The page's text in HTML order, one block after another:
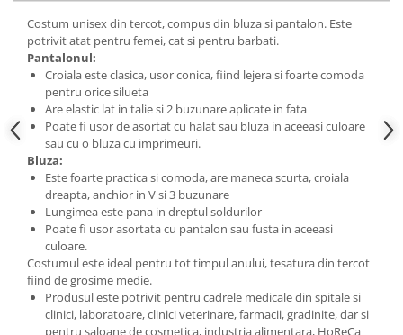
Costum unisex din tercot, compus din bluza si pantalon. Este
potrivit atat pentru femei, cat si pentru barbati.
Pantalonul:
Croiala este clasica, usor conica, fiind lejera si foarte comoda
pentru orice silueta
Are elastic lat in talie si 2 buzunare aplicate in fata
Poate fi usor de asortat cu halat sau bluza in aceeasi culoare
sau cu o bluza cu imprimeuri.
Bluza:
Este foarte practica si comoda, are maneca scurta, croiala
dreapta, anchior in V si 3 buzunare
Lungimea este pana in dreptul soldurilor
Poate fi usor asortata cu pantalon sau fusta in aceeasi
culoare.
Costumul este ideal pentru tot timpul anului, tesatura din tercot
fiind de grosime medie.
Produsul este potrivit pentru cadrele medicale din spitale si
clinici, laboratoare, clinici veterinare, farmacii, gradinite, dar si
pentru saloane de cosmetica, industria alimentara, HoReCa